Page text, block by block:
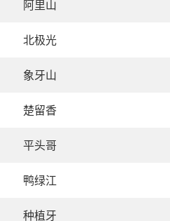
阿里山
北极光
象牙山
楚留香
平头哥
鸭绿江
种植牙